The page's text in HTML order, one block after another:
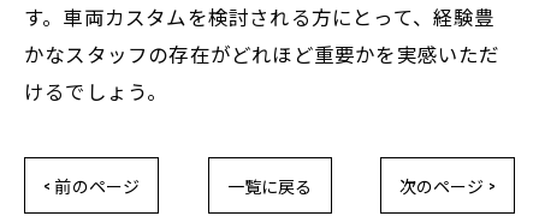
す。車両カスタムを検討される方にとって、経験豊
かなスタッフの存在がどれほど重要かを実感いただ
けるでしょう。
< 前のページ 一覧に戻る 次のページ >